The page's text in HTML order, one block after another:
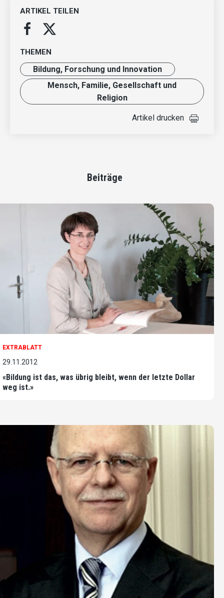
ARTIKEL TEILEN
THEMEN
Bildung, Forschung und Innovation
Mensch, Familie, Gesellschaft und
Religion
Artikel drucken
Beiträge
EXTRABLATT
29.11.2012
«Bildung ist das, was übrig bleibt, wenn der letzte Dollar
weg ist.»